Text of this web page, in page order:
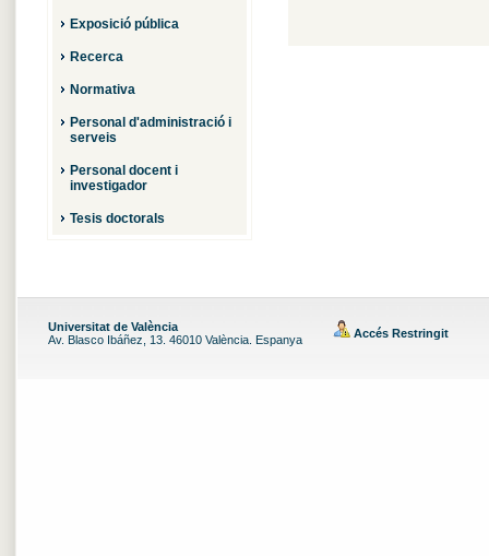
Exposició pública
Recerca
Normativa
Personal d'administració i
serveis
Personal docent i
investigador
Tesis doctorals
Universitat de València
Av. Blasco Ibáñez, 13. 46010 València. Espanya
Accés Restringit